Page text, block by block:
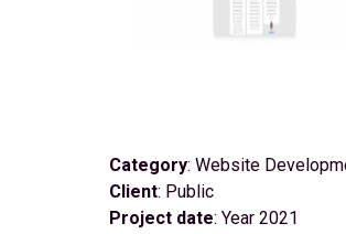
Category: Website
Client: Public
Project date: Year 2021